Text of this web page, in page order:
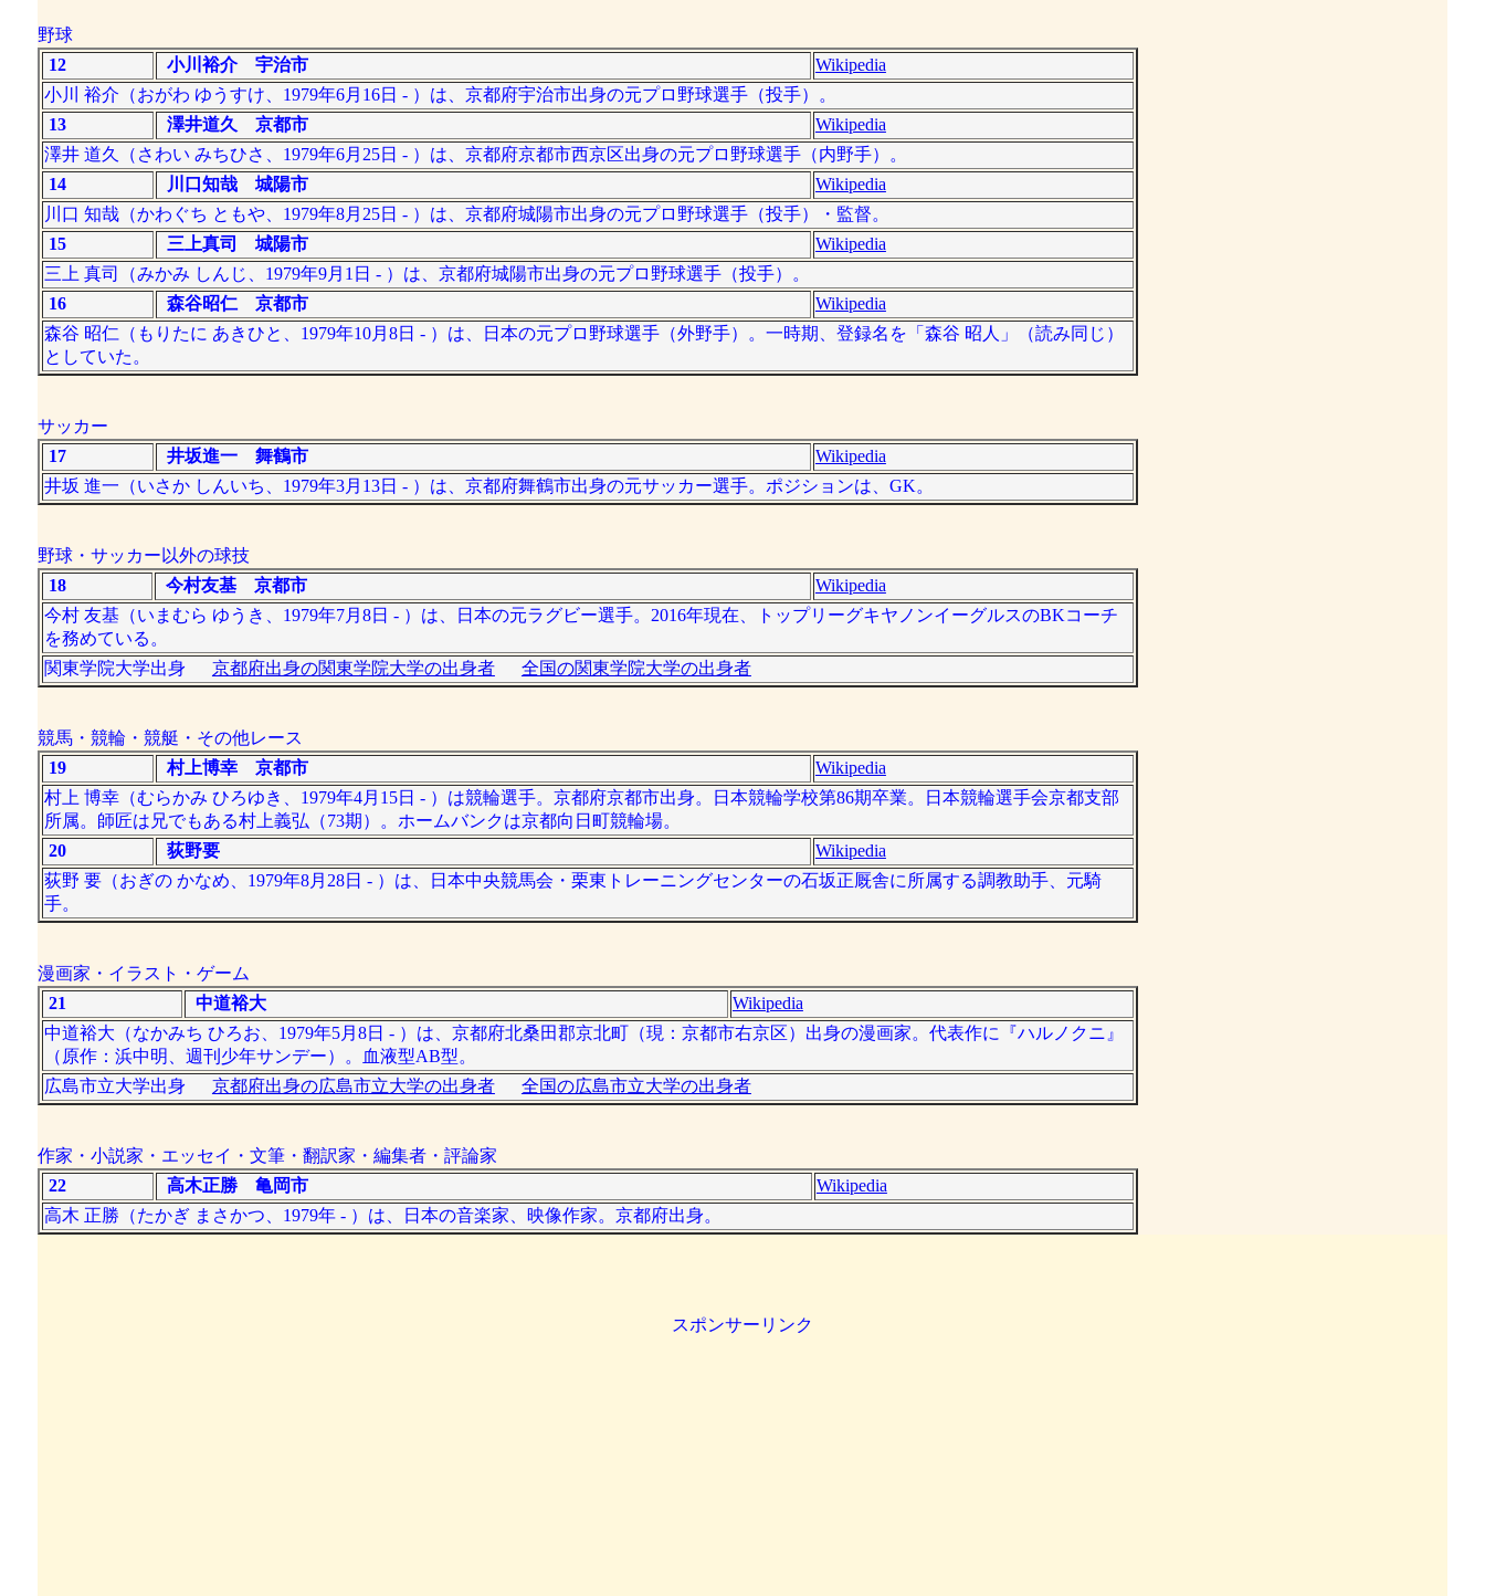
野球
12
小川裕介 宇治市
Wikipedia
小川 裕介（おがわ ゆうすけ、1979年6月16日 - ）は、京都府宇治市出身の元プロ野球選手（投手）。
13
澤井道久 京都市
Wikipedia
澤井 道久（さわい みちひさ、1979年6月25日 - ）は、京都府京都市西京区出身の元プロ野球選手（内野手）。
14
川口知哉 城陽市
Wikipedia
川口 知哉（かわぐち ともや、1979年8月25日 - ）は、京都府城陽市出身の元プロ野球選手（投手）・監督。
15
三上真司 城陽市
Wikipedia
三上 真司（みかみ しんじ、1979年9月1日 - ）は、京都府城陽市出身の元プロ野球選手（投手）。
16
森谷昭仁 京都市
Wikipedia
森谷 昭仁（もりたに あきひと、1979年10月8日 - ）は、日本の元プロ野球選手（外野手）。一時期、登録名を「森谷 昭人」（読み同じ）
としていた。
サッカー
17
井坂進一 舞鶴市
Wikipedia
井坂 進一（いさか しんいち、1979年3月13日 - ）は、京都府舞鶴市出身の元サッカー選手。ポジションは、GK。
野球・サッカー以外の球技
18
今村友基 京都市
Wikipedia
今村 友基（いまむら ゆうき、1979年7月8日 - ）は、日本の元ラグビー選手。2016年現在、トップリーグキヤノンイーグルスのBKコーチ
を務めている。
関東学院大学出身 京都府出身の関東学院大学の出身者 全国の関東学院大学の出身者
競馬・競輪・競艇・その他レース
19
村上博幸 京都市
Wikipedia
村上 博幸（むらかみ ひろゆき、1979年4月15日 - ）は競輪選手。京都府京都市出身。日本競輪学校第86期卒業。日本競輪選手会京都支部
所属。師匠は兄でもある村上義弘（73期）。ホームバンクは京都向日町競輪場。
20
荻野要
Wikipedia
荻野 要（おぎの かなめ、1979年8月28日 - ）は、日本中央競馬会・栗東トレーニングセンターの石坂正厩舎に所属する調教助手、元騎
手。
漫画家・イラスト・ゲーム
21
中道裕大
Wikipedia
中道裕大（なかみち ひろお、1979年5月8日 - ）は、京都府北桑田郡京北町（現：京都市右京区）出身の漫画家。代表作に『ハルノクニ』
（原作：浜中明、週刊少年サンデー）。血液型AB型。
広島市立大学出身 京都府出身の広島市立大学の出身者 全国の広島市立大学の出身者
作家・小説家・エッセイ・文筆・翻訳家・編集者・評論家
22
高木正勝 亀岡市
Wikipedia
高木 正勝（たかぎ まさかつ、1979年 - ）は、日本の音楽家、映像作家。京都府出身。
スポンサーリンク